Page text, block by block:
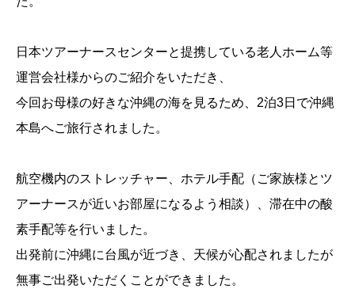
日本ツアーナースセンターと提携している老人ホーム等
運営会社様からのご紹介をいただき、
今回お母様の好きな沖縄の海を見るため、2泊3日で沖縄
本島へご旅行されました。
航空機内のストレッチャー、ホテル手配（ご家族様とツ
アーナースが近いお部屋になるよう相談）、滞在中の酸
素手配等を行いました。
出発前に沖縄に台風が近づき、天候が心配されましたが
無事ご出発いただくことができました。